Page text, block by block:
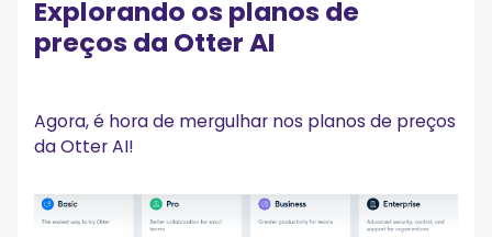
Explorando os planos de
preços da Otter AI
Agora, é hora de mergulhar nos planos de preços
da Otter AI!